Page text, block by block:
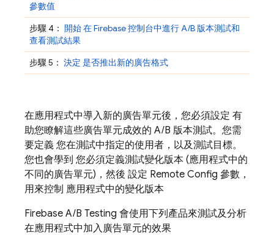
參數值
步驟 4： 開始 在Firebase控制台中進行 A/B 版本測試和
查看測試結果
步驟 5： 決定 是否推出新的廣告格式
在應用程式中導入新的廣告單元後，您必須設定 有
助您瞭解這些廣告單元成效的 A/B 版本測試。您需
要定義 您在測試中指定的使用者，以及測試目標。
您也會學到 您必須定義測試變化版本 (應用程式中的
不同的廣告單元)，然後 設定 Remote Config 參數，
用來控制 應用程式中的變化版本
Firebase A/B Testing 會使用下列產品來測試及分析
在應用程式中加入廣告單元的效果